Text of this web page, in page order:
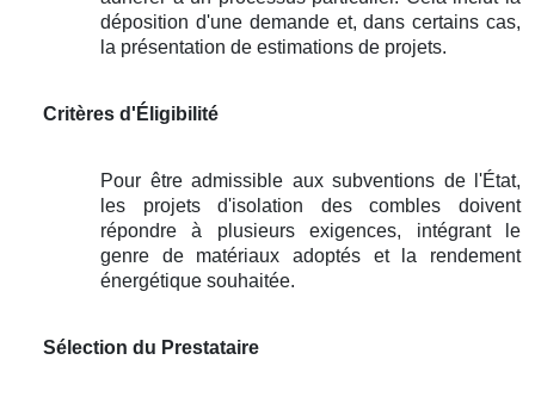
déposition d'une demande et, dans certains cas,
la présentation de estimations de projets.
Critères d'Éligibilité
Pour être admissible aux subventions de l'État,
les projets d'isolation des combles doivent
répondre à plusieurs exigences, intégrant le
genre de matériaux adoptés et la rendement
énergétique souhaitée.
Sélection du Prestataire